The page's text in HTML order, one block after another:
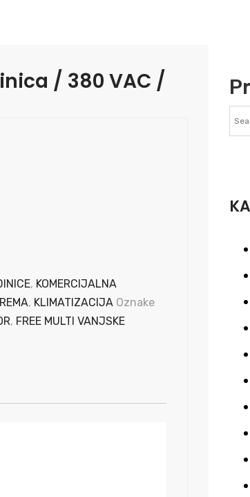
/ 380 VAC /
, KOMERCIJALNA
, KLIMATIZACIJA Oznake
, FREE MULTI VANJSKE